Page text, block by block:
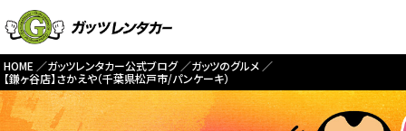
HOME ガッツレンタカー公式ブログ
ガッツのグルメ
【鎌ヶ谷店】さかえや（千葉県松戸市/パンケーキ）